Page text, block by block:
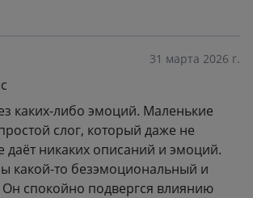
31 марта 2026 г.
каких-либо эмоций. Маленькие
слог, который даже не
даёт никаких описаний и эмоций.
какой-то безэмоциональный и
спокойно подвергся влиянию